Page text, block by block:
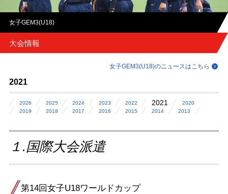
女子GEM3(U18)
大会情報
女子GEM3(U18)のニュースはこちら
2021
2026 2025 2024 2023 2022 2021
2020
2019
2018 2017 2016 2015 2014 2013
１.国際大会派遣
第14回女子U18ワールドカップ